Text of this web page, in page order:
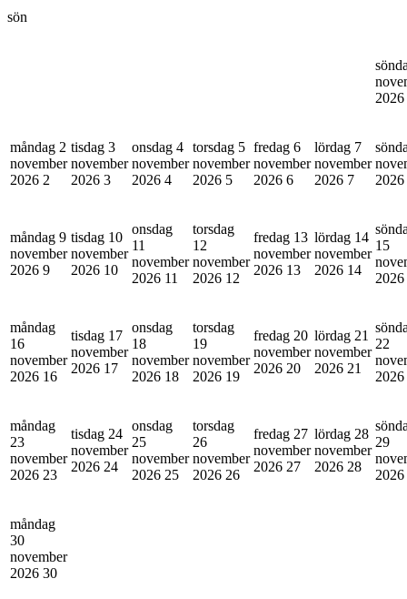
sön
2026
måndag 2
november
2026 2
tisdag 3
november
2026 3
onsdag 4
november
2026 4
torsdag 5
november
2026 5
fredag 6
november
2026 6
lördag 7
november
2026 7
2026
måndag 9
november
2026 9
tisdag 10
november
2026 10
onsdag
11
november
2026 11
torsdag
12
november
2026 12
fredag 13
november
2026 13
lördag 14
november
2026 14
15
2026
måndag
16
november
2026 16
tisdag 17
november
2026 17
onsdag
18
november
2026 18
torsdag
19
november
2026 19
fredag 20
november
2026 20
lördag 21
november
2026 21
22
2026
måndag
23
november
2026 23
tisdag 24
november
2026 24
onsdag
25
november
2026 25
torsdag
26
november
2026 26
fredag 27
november
2026 27
lördag 28
november
2026 28
29
2026
måndag
30
november
2026 30